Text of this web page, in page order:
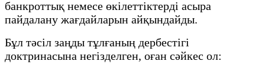
банкроттық немесе өкілеттіктерді асыра
пайдалану жағдайларын айқындайды.
Бұл тәсіл заңды тұлғаның дербестігі
доктринасына негізделген, оған сәйкес ол: